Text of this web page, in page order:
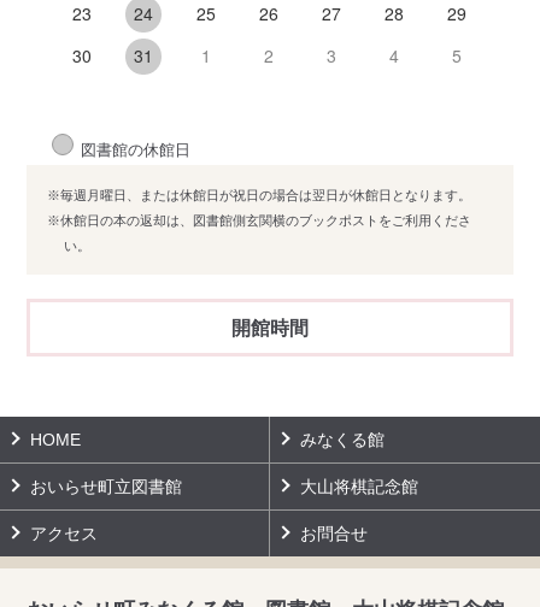
23
24 25 26 27 28
29
30
31 1 2 3 4 5
図書館の休館日
※毎週月曜日、または休館日が祝日の場合は翌日が休館日となります。
※休館日の本の返却は、図書館側玄関横のブックポストをご利用くださ
い。
開館時間
HOME みなくる館
おいらせ町立図書館 大山将棋記念館
アクセス お問合せ